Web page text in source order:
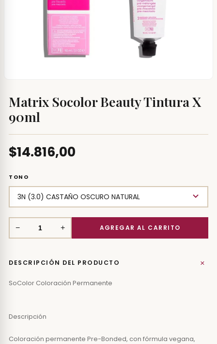
Matrix Socolor Beauty Tintura X
90ml
$14.816,00
TONO
− +
DESCRIPCIÓN DEL PRODUCTO +
SoColor Coloración Permanente
Descripción
Coloración permanente Pre-Bonded, con fórmula vegana,